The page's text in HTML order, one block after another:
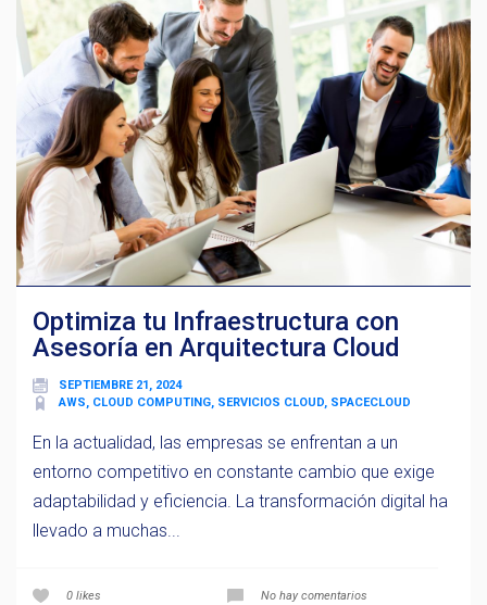
Optimiza tu Infraestructura con
Asesoría en Arquitectura Cloud
SEPTIEMBRE 21, 2024
AWS, CLOUD COMPUTING, SERVICIOS CLOUD, SPACECLOUD
En la actualidad, las empresas se enfrentan a un
entorno competitivo en constante cambio que exige
adaptabilidad y eficiencia. La transformación digital ha
llevado a muchas...
0 likes No hay comentarios